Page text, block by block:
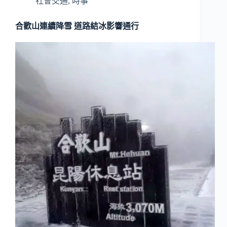
合歡山連續降雪 道路結冰影響通行